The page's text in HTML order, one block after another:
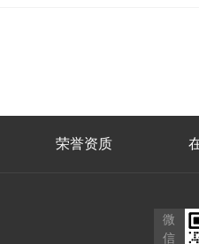
荣誉资质
微
信